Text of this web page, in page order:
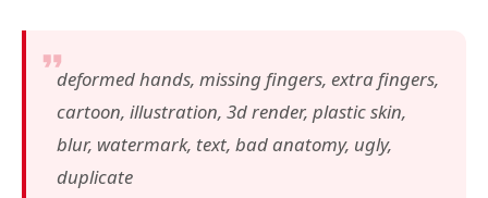
deformed hands, missing fingers, extra fingers,
cartoon, illustration, 3d render, plastic skin,
blur, watermark, text, bad anatomy, ugly,
duplicate